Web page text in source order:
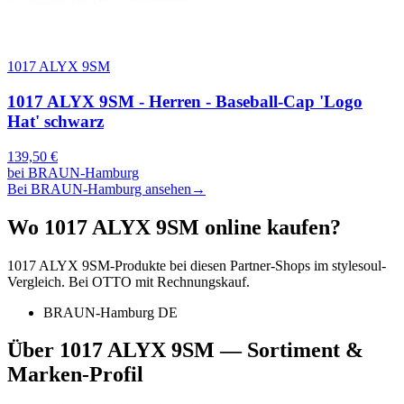
1017 ALYX 9SM
1017 ALYX 9SM - Herren - Baseball-Cap 'Logo
Hat' schwarz
139,50 €
bei BRAUN-Hamburg
Bei BRAUN-Hamburg ansehen →
Wo 1017 ALYX 9SM online kaufen?
1017 ALYX 9SM-Produkte bei diesen Partner-Shops im stylesoul-
Vergleich. Bei OTTO mit Rechnungskauf.
BRAUN-Hamburg DE
Über 1017 ALYX 9SM — Sortiment &
Marken-Profil